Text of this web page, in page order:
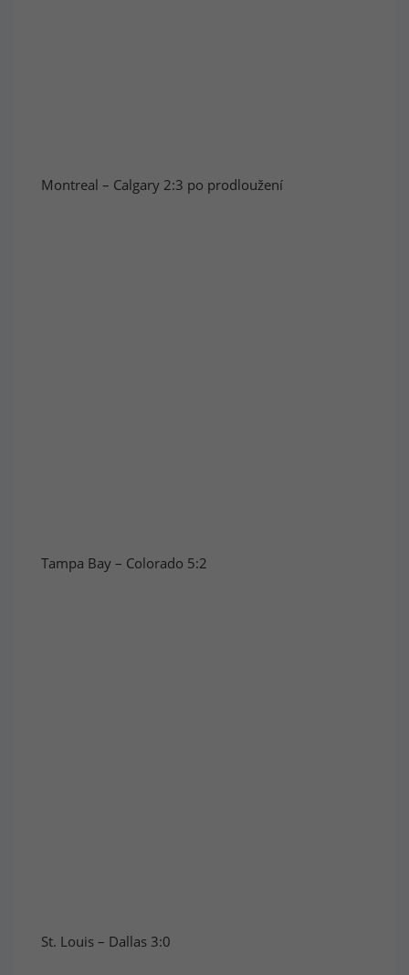
Montreal – Calgary 2:3 po prodloužení
Tampa Bay – Colorado 5:2
St. Louis – Dallas 3:0